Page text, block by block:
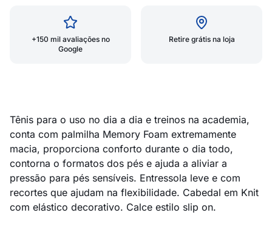
+150 mil avaliações no
Google
Retire grátis na loja
Tênis para o uso no dia a dia e treinos na academia,
conta com palmilha Memory Foam extremamente
macia, proporciona conforto durante o dia todo,
contorna o formatos dos pés e ajuda a aliviar a
pressão para pés sensíveis. Entressola leve e com
recortes que ajudam na flexibilidade. Cabedal em Knit
com elástico decorativo. Calce estilo slip on.